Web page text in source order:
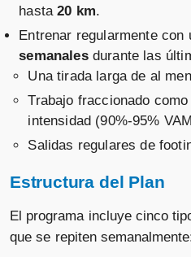
hasta20 km.
Entrenar regularmente con
semanalesdurante las
Una tirada larga de al
Trabajo fraccionado como
intensidad (90%-95%
Salidas regulares de
Estructura del Plan
El programa incluye cinco
que se repiten